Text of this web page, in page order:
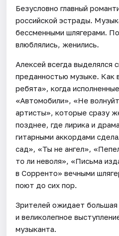
Безусловно главный
российской эстрады.
бессменными шлягерами.
влюблялись, женились.
Алексей всегда выделялся
преданностью музыке. Как
ребята», когда
«Автомобили», «Не
артисты», которые сразу
позднее, где лирика и
гитарными аккордами
сад», «Ты не ангел»,
то ли неволя», «Письма
в Сорренто» вечными
поют до сих пор.
Зрителей ожидает
и великолепное
музыканта.